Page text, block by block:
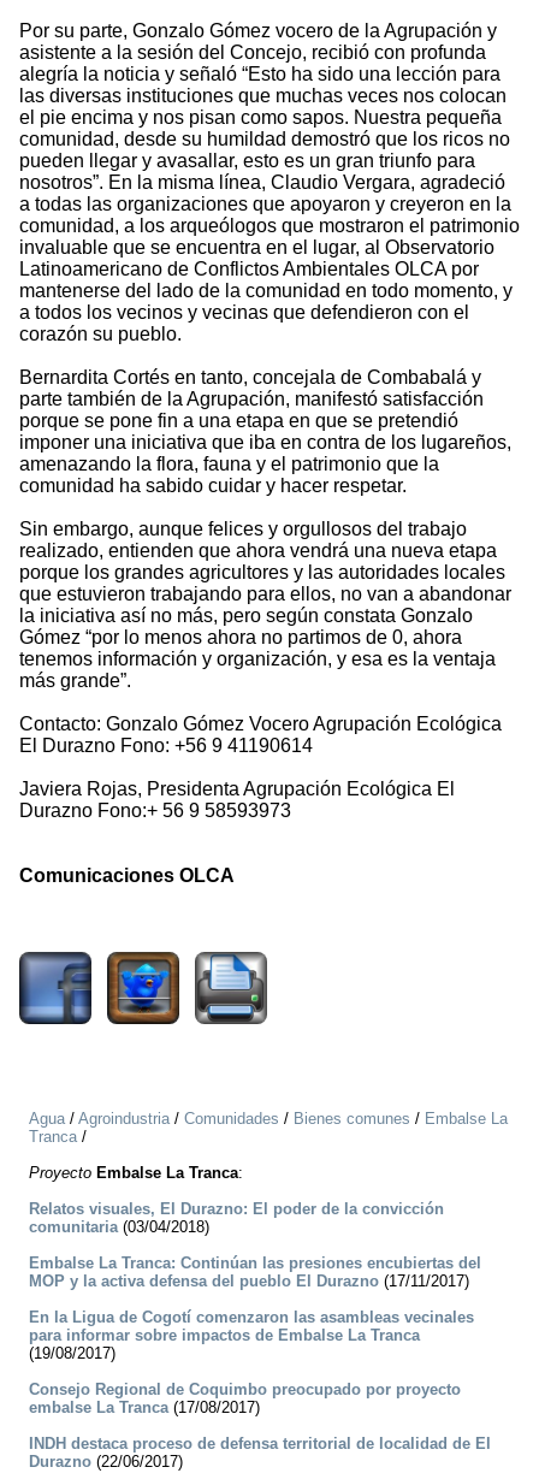
Por su parte, Gonzalo Gómez vocero de la Agrupación y
asistente a la sesión del Concejo, recibió con profunda
alegría la noticia y señaló “Esto ha sido una lección para
las diversas instituciones que muchas veces nos colocan
el pie encima y nos pisan como sapos. Nuestra pequeña
comunidad, desde su humildad demostró que los ricos no
pueden llegar y avasallar, esto es un gran triunfo para
nosotros”. En la misma línea, Claudio Vergara, agradeció
a todas las organizaciones que apoyaron y creyeron en la
comunidad, a los arqueólogos que mostraron el patrimonio
invaluable que se encuentra en el lugar, al Observatorio
Latinoamericano de Conflictos Ambientales OLCA por
mantenerse del lado de la comunidad en todo momento, y
a todos los vecinos y vecinas que defendieron con el
corazón su pueblo.
Bernardita Cortés en tanto, concejala de Combabalá y
parte también de la Agrupación, manifestó satisfacción
porque se pone fin a una etapa en que se pretendió
imponer una iniciativa que iba en contra de los lugareños,
amenazando la flora, fauna y el patrimonio que la
comunidad ha sabido cuidar y hacer respetar.
Sin embargo, aunque felices y orgullosos del trabajo
realizado, entienden que ahora vendrá una nueva etapa
porque los grandes agricultores y las autoridades locales
que estuvieron trabajando para ellos, no van a abandonar
la iniciativa así no más, pero según constata Gonzalo
Gómez “por lo menos ahora no partimos de 0, ahora
tenemos información y organización, y esa es la ventaja
más grande”.
Contacto: Gonzalo Gómez Vocero Agrupación Ecológica
El Durazno Fono: +56 9 41190614
Javiera Rojas, Presidenta Agrupación Ecológica El
Durazno Fono:+ 56 9 58593973
Comunicaciones OLCA
Agua/ Agroindustria/ Comunidades / Bienes comunes / Embalse La
Tranca/
Proyecto Embalse La Tranca:
Relatos visuales, El Durazno: El poder de la convicción
comunitaria(03/04/2018)
Embalse La Tranca: Continúan las presiones encubiertas del
MOP y la activa defensa del pueblo El Durazno (17/11/2017)
En la Ligua de Cogotí comenzaron las asambleas vecinales
para informar sobre impactos de Embalse La Tranca
(19/08/2017)
Consejo Regional de Coquimbo preocupado por proyecto
embalse La Tranca(17/08/2017)
INDH destaca proceso de defensa territorial de localidad de El
Durazno (22/06/2017)